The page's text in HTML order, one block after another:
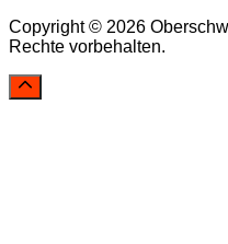
Copyright © 2026
Rechte vorbehalten.